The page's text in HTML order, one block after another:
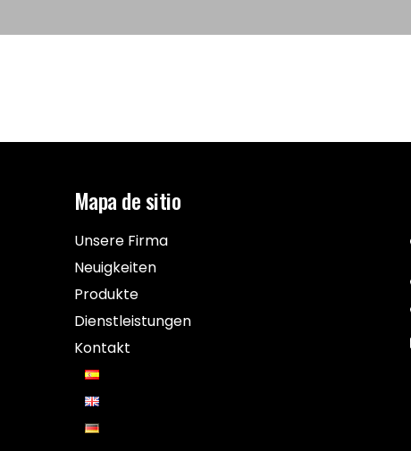
Mapa de sitio
Unsere Firma
Neuigkeiten
Produkte
Dienstleistungen
Kontakt